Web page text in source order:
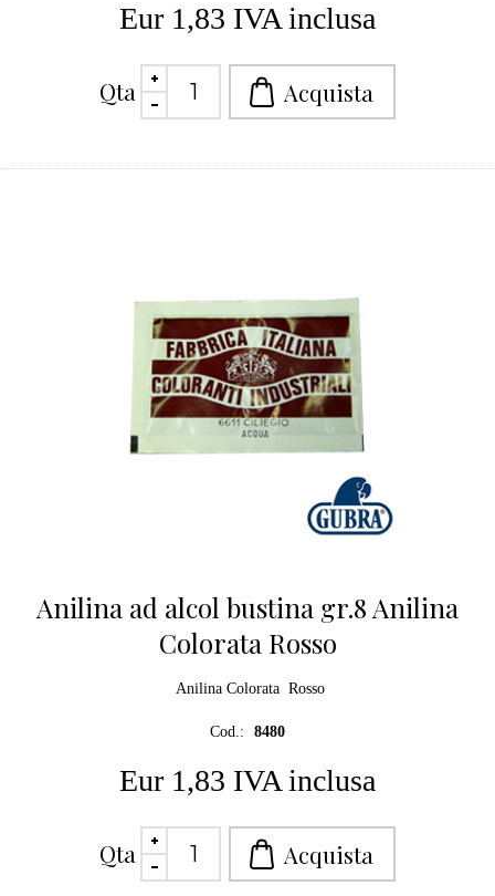
Eur 1,83 IVA inclusa
Qta
Anilina ad alcol bustina gr.8 Anilina
Colorata Rosso
Anilina Colorata Rosso
Cod.: 8480
Eur 1,83 IVA inclusa
Qta